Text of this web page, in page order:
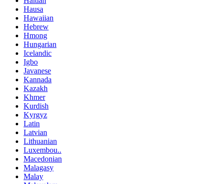
Hausa
Hawaiian
Hebrew
Hmong
Hungarian
Icelandic
Igbo
Javanese
Kannada
Kazakh
Khmer
Kurdish
Kyrgyz
Latin
Latvian
Lithuanian
Luxembou..
Macedonian
Malagasy
Malay